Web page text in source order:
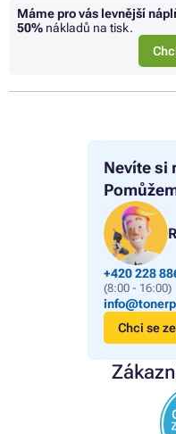
Nevíte si
+420 228
(8:00 - 16:00)
Chci se
Máme pro vás levnější
50% nákladů na tisk.